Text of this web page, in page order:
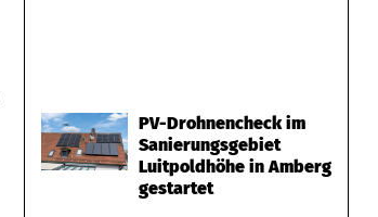
PV-Drohnencheck im
Sanierungsgebiet
Luitpoldhöhe in Amberg
gestartet